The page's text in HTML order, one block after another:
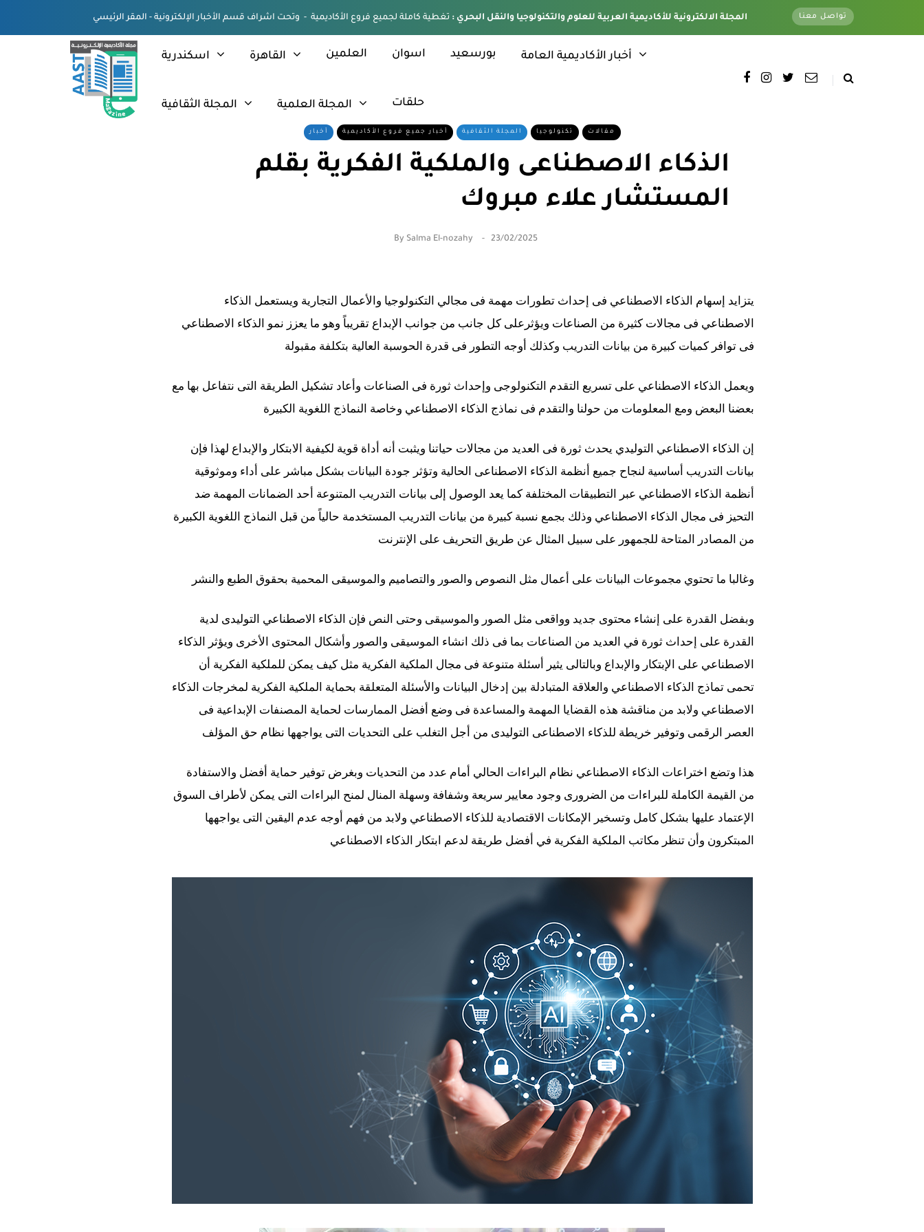
المجلة الالكترونية للأكاديمية العربية للعلوم والتكنولوجيا والنقل البحري : تواصل معنا
اسكندرية القاهرة العلمين اسوان بورسعيد أخبار الأكاديمية العامة
المجلة الثقافية المجلة العلمية حلقات
أخبار أخبار جميع فروع الأكاديمية المجلة الثقافية تكنولوجيا مقالات
الذكاء الاصطناعى والملكية الفكرية بقلم
المستشار علاء مبروك
By Salma El-nozahy 23/02/2025
يتزايد إسهام الذكاء الاصطناعي فى إحداث تطورات مهمة فى مجالي التكنولوجيا والأعمال التجارية ويستعمل الذكاء
الاصطناعي فى مجالات كثيرة من الصناعات ويؤثرعلى كل جانب من جوانب الإبداع تقريباً وهو ما يعزز نمو الذكاء الاصطناعي
فى توافر كميات كبيرة من بيانات التدريب وكذلك أوجه التطور فى قدرة الحوسبة العالية بتكلفة مقبولة
ويعمل الذكاء الاصطناعي على تسريع التقدم التكنولوجى وإحداث ثورة فى الصناعات وأعاد تشكيل الطريقة التى نتفاعل بها مع
بعضنا البعض ومع المعلومات من حولنا والتقدم فى نماذج الذكاء الاصطناعي وخاصة النماذج اللغوية الكبيرة
إن الذكاء الاصطناعي التوليدي يحدث ثورة فى العديد من مجالات حياتنا ويثبت أنه أداة قوية لكيفية الابتكار والإبداع لهذا فإن
بيانات التدريب أساسية لنجاح جميع أنظمة الذكاء الاصطناعى الحالية وتؤثر جودة البيانات بشكل مباشر على أداء وموثوقية
أنظمة الذكاء الاصطناعي عبر التطبيقات المختلفة كما يعد الوصول إلى بيانات التدريب المتنوعة أحد الضمانات المهمة ضد
التحيز فى مجال الذكاء الاصطناعي وذلك بجمع نسبة كبيرة من بيانات التدريب المستخدمة حالياً من قبل النماذج اللغوية الكبيرة
من المصادر المتاحة للجمهور على سبيل المثال عن طريق التحريف على الإنترنت
وغالبا ما تحتوي مجموعات البيانات على أعمال مثل النصوص والصور والتصاميم والموسيقى المحمية بحقوق الطبع والنشر
وبفضل القدرة على إنشاء محتوى جديد وواقعى مثل الصور والموسيقى وحتى النص فإن الذكاء الاصطناعي التوليدى لدية
القدرة على إحداث ثورة في العديد من الصناعات بما فى ذلك انشاء الموسيقى والصور وأشكال المحتوى الأخرى ويؤثر الذكاء
الاصطناعي على الإبتكار والإبداع وبالتالى يثير أسئلة متنوعة فى مجال الملكية الفكرية مثل كيف يمكن للملكية الفكرية أن
تحمى تماذج الذكاء الاصطناعي والعلاقة المتبادلة بين إدخال البيانات والأسئلة المتعلقة بحماية الملكية الفكرية لمخرجات الذكاء
الاصطناعي ولابد من مناقشة هذه القضايا المهمة والمساعدة فى وضع أفضل الممارسات لحماية المصنفات الإبداعية فى
العصر الرقمى وتوفير خريطة للذكاء الاصطناعى التوليدى من أجل التغلب على التحديات التى يواجهها نظام حق المؤلف
هذا وتضع اختراعات الذكاء الاصطناعي نظام البراءات الحالي أمام عدد من التحديات وبغرض توفير حماية أفضل والاستفادة
من القيمة الكاملة للبراءات من الضرورى وجود معايير سريعة وشفافة وسهلة المنال لمنح البراءات التى يمكن لأطراف السوق
الإعتماد عليها بشكل كامل وتسخير الإمكانات الاقتصادية للذكاء الاصطناعي ولابد من فهم أوجه عدم اليقين التى يواجهها
المبتكرون وأن تنظر مكاتب الملكية الفكرية في أفضل طريقة لدعم ابتكار الذكاء الاصطناعي